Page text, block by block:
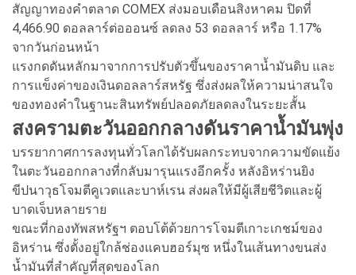
สัญญาทองคำตลาด COMEX ส่งมอบเดือนสิงหาคม ปิดที่
4,466.90 ดอลลาร์ต่อออนซ์ ลดลง 53 ดอลลาร์ หรือ 1.17%
จากวันก่อนหน้า
แรงกดดันหลักมาจากการปรับตัวขึ้นของราคาน้ำมันดิบ และ
การแข็งค่าของเงินดอลลาร์สหรัฐ ซึ่งส่งผลให้ความน่าสนใจ
ของทองคำในฐานะสินทรัพย์ปลอดภัยลดลงในระยะสั้น
สงครามตะวันออกกลางดันราคาน้ำมันพุ่ง
บรรยากาศการลงทุนทั่วโลกได้รับผลกระทบจากความขัดแย้ง
ในตะวันออกกลางที่กลับมารุนแรงอีกครั้ง หลังอิหร่านยิง
ขีปนาวุธโจมตีคูเวตและบาห์เรน ส่งผลให้มีผู้เสียชีวิตและผู้
บาดเจ็บหลายราย
ขณะที่กองทัพสหรัฐฯ ตอบโต้ด้วยการโจมตีเกาะเกชม์ของ
อิหร่าน ซึ่งตั้งอยู่ใกล้ช่องแคบฮอร์มุซ หนึ่งในเส้นทางขนส่ง
น้ำมันที่สำคัญที่สุดของโลก